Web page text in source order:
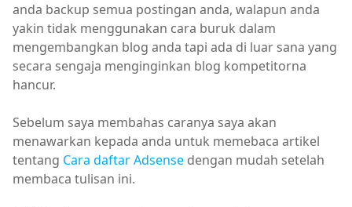
anda backup semua postingan anda, walapun anda
yakin tidak menggunakan cara buruk dalam
mengembangkan blog anda tapi ada di luar sana yang
secara sengaja menginginkan blog kompetitorna
hancur.
Sebelum saya membahas caranya saya akan
menawarkan kepada anda untuk memebaca artikel
tentang Cara daftar Adsense dengan mudah setelah
membaca tulisan ini.